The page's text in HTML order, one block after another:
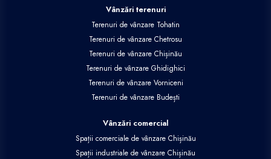
Vânzări terenuri
Terenuri de vânzare Tohatin
Terenuri de vânzare Chetrosu
Terenuri de vânzare Chișinău
Terenuri de vânzare Ghidighici
Terenuri de vânzare Vorniceni
Terenuri de vânzare Budești
Vânzări comercial
Spații comerciale de vânzare Chișinău
Spații industriale de vânzare Chișinău